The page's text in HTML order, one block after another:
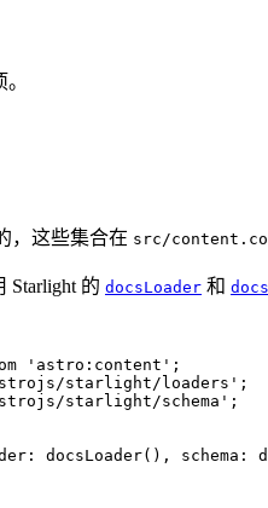
，这些集合在 src/
Starlight 的 docsLoader 和
' astro:content ' ;
starlight/loaders ' ;
starlight/schema ' ;
docsLoader() , schema: